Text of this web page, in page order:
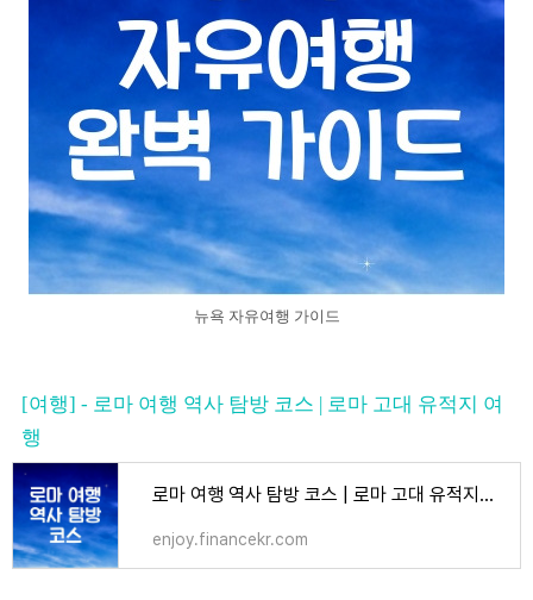
뉴욕 자유여행 가이드
[여행] - 로마 여행 역사 탐방 코스 | 로마 고대 유적지 여
행
로마 여행 역사 탐방 코스 | 로마 고대 유적지 여행
enjoy.financekr.com